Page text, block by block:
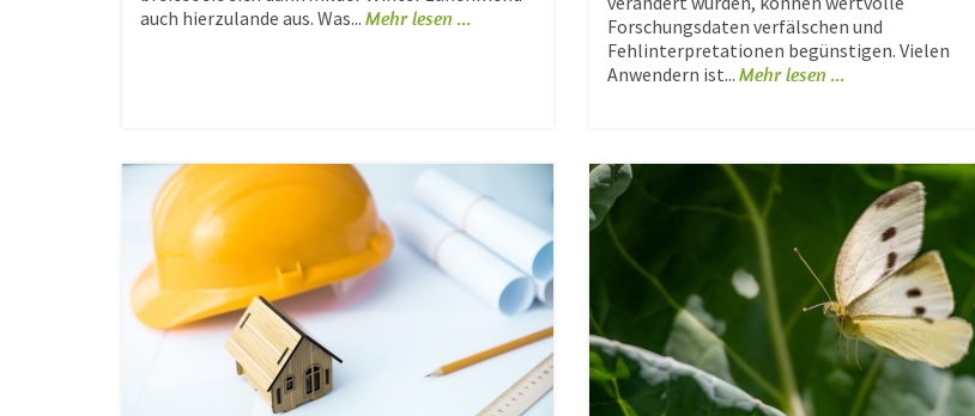
auch hierzulande aus. Was... Mehr lesen ...
Forschungsdaten verfälschen und
Fehlinterpretationen begünstigen. Vielen
Anwendern ist... Mehr lesen ...